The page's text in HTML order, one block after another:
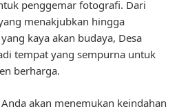
penggemar fotografi. Dari
menakjubkan hingga
kaya akan budaya, Desa
tempat yang sempurna untuk
berharga.
akan menemukan keindahan